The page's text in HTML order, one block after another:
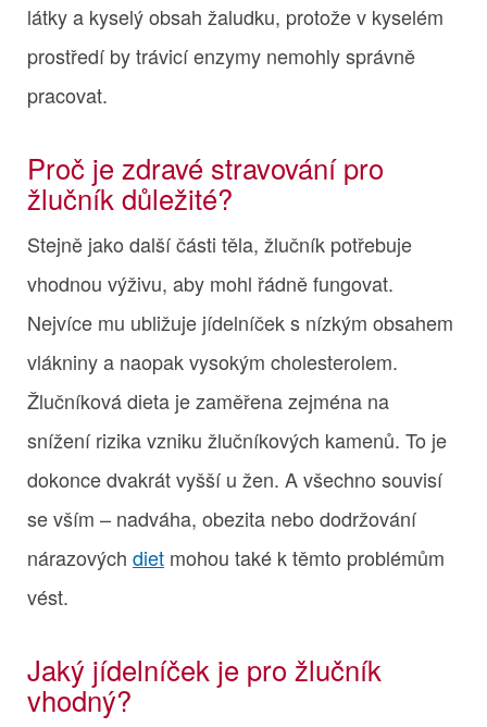
látky a kyselý obsah žaludku, protože v kyselém
prostředí by trávicí enzymy nemohly správně
pracovat.
Proč je zdravé stravování pro
žlučník důležité?
Stejně jako další části těla, žlučník potřebuje
vhodnou výživu, aby mohl řádně fungovat.
Nejvíce mu ubližuje jídelníček s nízkým obsahem
vlákniny a naopak vysokým cholesterolem.
Žlučníková dieta je zaměřena zejména na
snížení rizika vzniku žlučníkových kamenů. To je
dokonce dvakrát vyšší u žen. A všechno souvisí
se vším – nadváha, obezita nebo dodržování
nárazových diet mohou také k těmto problémům
vést.
Jaký jídelníček je pro žlučník
vhodný?